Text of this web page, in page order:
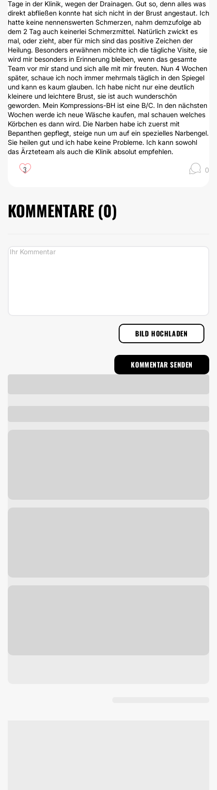
Tage in der Klinik, wegen der Drainagen. Gut so, denn alles was
direkt abfließen konnte hat sich nicht in der Brust angestaut. Ich
hatte keine nennenswerten Schmerzen, nahm demzufolge ab
dem 2 Tag auch keinerlei Schmerzmittel. Natürlich zwickt es
mal, oder zieht, aber für mich sind das positive Zeichen der
Heilung. Besonders erwähnen möchte ich die tägliche Visite, sie
wird mir besonders in Erinnerung bleiben, wenn das gesamte
Team vor mir stand und sich alle mit mir freuten. Nun 4 Wochen
später, schaue ich noch immer mehrmals täglich in den Spiegel
und kann es kaum glauben. Ich habe nicht nur eine deutlich
kleinere und leichtere Brust, sie ist auch wunderschön
geworden. Mein Kompressions-BH ist eine B/C. In den nächsten
Wochen werde ich neue Wäsche kaufen, mal schauen welches
Körbchen es dann wird. Die Narben habe ich zuerst mit
Bepanthen gepflegt, steige nun um auf ein spezielles Narbengel.
Sie heilen gut und ich habe keine Probleme. Ich kann sowohl
das Ärzteteam als auch die Klinik absolut empfehlen.
3 0
KOMMENTARE (0)
BILD HOCHLADEN